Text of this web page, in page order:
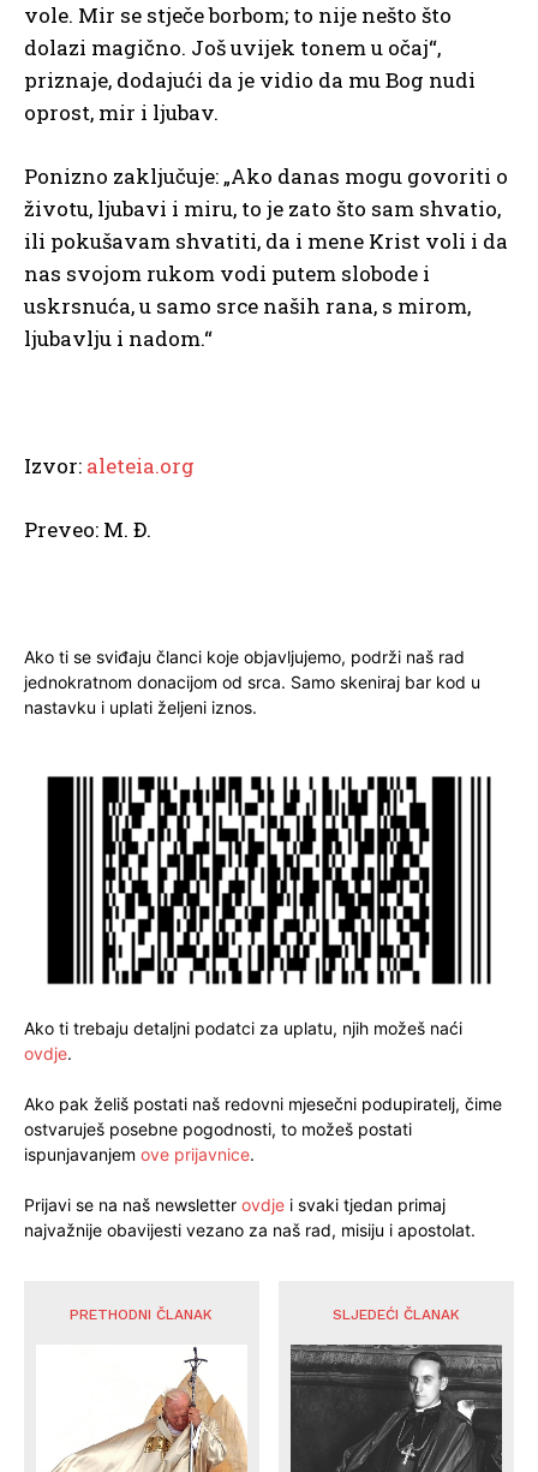
vole. Mir se stječe borbom; to nije nešto što
dolazi magično. Još uvijek tonem u očaj“,
priznaje, dodajući da je vidio da mu Bog nudi
oprost, mir i ljubav.
Ponizno zaključuje: „Ako danas mogu govoriti o
životu, ljubavi i miru, to je zato što sam shvatio,
ili pokušavam shvatiti, da i mene Krist voli i da
nas svojom rukom vodi putem slobode i
uskrsnuća, u samo srce naših rana, s mirom,
ljubavlju i nadom.“
Izvor: aleteia.org
Preveo: M. Đ.
Ako ti se sviđaju članci koje objavljujemo, podrži naš rad
jednokratnom donacijom od srca. Samo skeniraj bar kod u
nastavku i uplati željeni iznos.
Ako ti trebaju detaljni podatci za uplatu, njih možeš naći
ovdje.
Ako pak želiš postati naš redovni mjesečni podupiratelj, čime
ostvaruješ posebne pogodnosti, to možeš postati
ispunjavanjem ove prijavnice.
Prijavi se na naš newsletter ovdje i svaki tjedan primaj
najvažnije obavijesti vezano za naš rad, misiju i apostolat.
PRETHODNI ČLANAK SLJEDEĆI ČLANAK